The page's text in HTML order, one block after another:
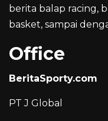
berita balap racing,
basket, sampai
Office
BeritaSporty.com
PT J Global